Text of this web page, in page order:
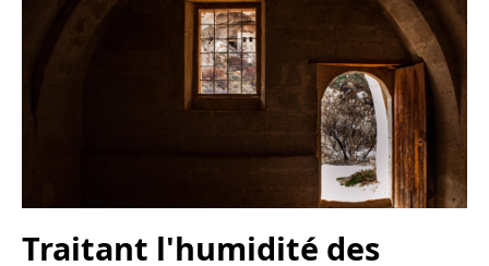
Traitant l'humidité des